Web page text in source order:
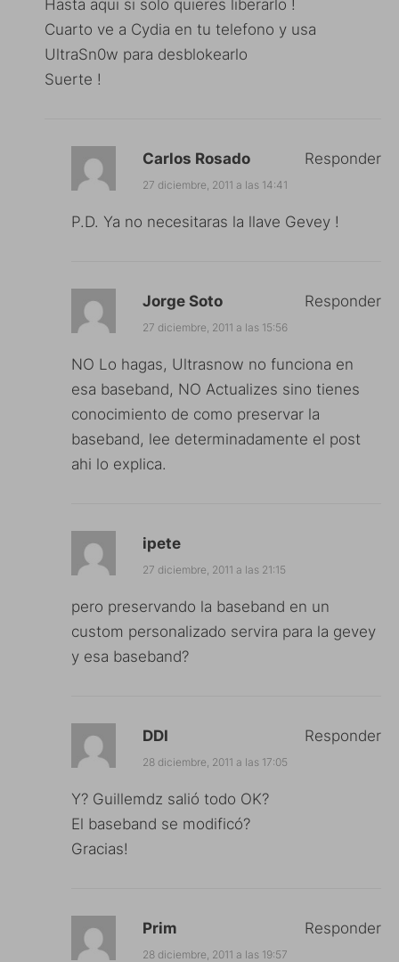
Hasta aqui si solo quieres liberarlo !
Cuarto ve a Cydia en tu telefono y usa
UltraSn0w para desblokearlo
Suerte !
Carlos Rosado
27 diciembre, 2011 a las 14:41
P.D. Ya no necesitaras la llave Gevey !
Responder
Jorge Soto
27 diciembre, 2011 a las 15:56
NO Lo hagas, Ultrasnow no funciona en
esa baseband, NO Actualizes sino tienes
conocimiento de como preservar la
baseband, lee determinadamente el post
ahi lo explica.
Responder
ipete
27 diciembre, 2011 a las 21:15
pero preservando la baseband en un
custom personalizado servira para la gevey
y esa baseband?
DDI
28 diciembre, 2011 a las 17:05
Y? Guillemdz salió todo OK?
El baseband se modificó?
Gracias!
Responder
Prim
28 diciembre, 2011 a las 19:57
Responder